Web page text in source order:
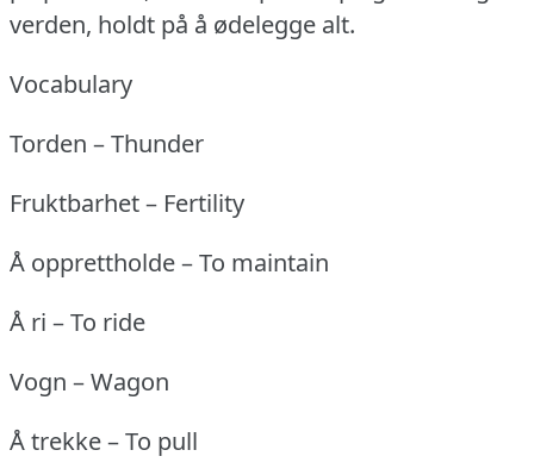
verden, holdt på å ødelegge alt.
Vocabulary
Torden – Thunder
Fruktbarhet – Fertility
Å opprettholde – To maintain
Å ri – To ride
Vogn – Wagon
Å trekke – To pull